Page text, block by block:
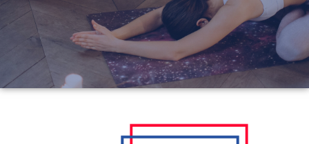
En savoir plus